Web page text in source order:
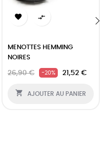
 
MENOTTES HEMMING
NOIRES
26,90 € -20% 21,52 €
 AJOUTER AU PANIER